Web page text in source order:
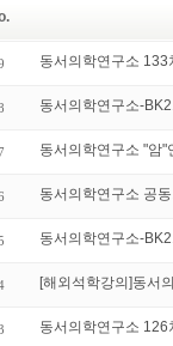
동서의학연구소
동서의학연구소-
동서의학연구소 "암
동서의학연구소 공
동서의학연구소-
[해외석학강의]동서
동서의학연구소